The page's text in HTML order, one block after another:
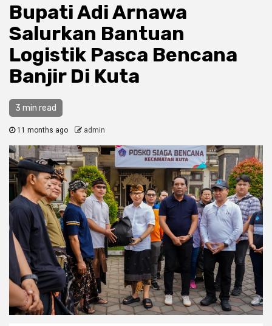
Bupati Adi Arnawa
Salurkan Bantuan
Logistik Pasca Bencana
Banjir Di Kuta
3 min read
11 months ago admin